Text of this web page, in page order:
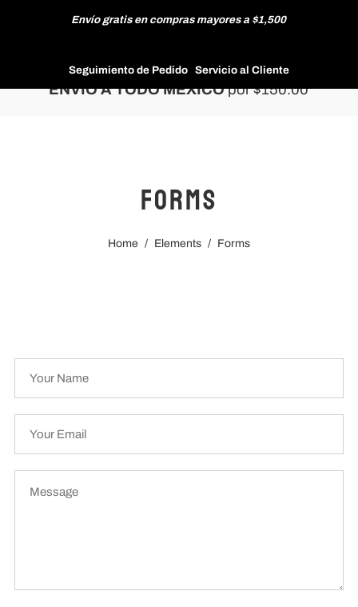
Envío gratis en compras mayores a $1,500
Seguimiento de Pedido Servicio al Cliente
TIENDAS
ENVÍO A TODO MÉXICOpor $150.00
Forms
Home / Elements / Forms